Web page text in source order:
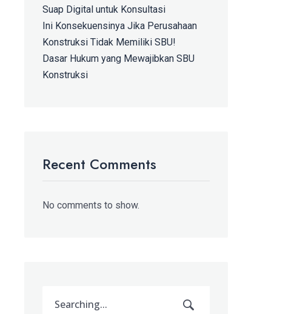
Suap Digital untuk Konsultasi
Ini Konsekuensinya Jika Perusahaan
Konstruksi Tidak Memiliki SBU!
Dasar Hukum yang Mewajibkan SBU
Konstruksi
Recent Comments
No comments to show.